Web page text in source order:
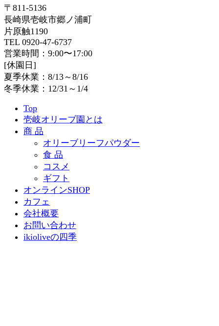
の
ペ
ー
ジ
送
ー
ジ
ー
ジ
〒811-5136
長崎県壱岐市郷ノ浦町
片原触1190
TEL 0920-47-6737
営業時間：9:00〜17:00
[休園日]
夏季休業：8/13～8/16
冬季休業：12/31～1/4
Top
壱岐オリーブ園とは
商 品
オリーブリーフパウダー
食 品
コスメ
ギフト
オンラインSHOP
カフェ
会社概要
お問い合わせ
ikioliveの四季